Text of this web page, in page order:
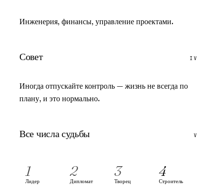
Инженерия, финансы, управление проектами.
Совет IV
Иногда отпускайте контроль — жизнь не всегда по
плану, и это нормально.
Все числа судьбы V
1
Лидер
2
Дипломат
3
Творец
4
Строитель